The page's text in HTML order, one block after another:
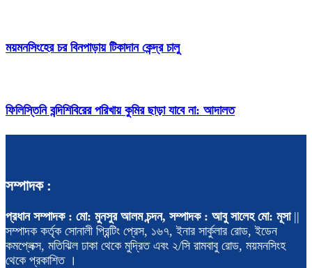
ময়মনসিংহের চর বিনপাড়ায় টিকাদান কেন্দ্র চালু
ফিলিস্তিনি বন্দিশিবিরের পরিখায় কুমির ছাড়া যাবে না: আদালত
সম্পাদক :
প্রধান সম্পাদক : মো: মুনসুর আলম চন্দন, সম্পাদক : আবু সালেহ মো: মূসা||
সম্পাদক কর্তৃক সোনালী প্রিন্টিং প্রেস, ১৬৭, ইনার সার্কুলার রোড, ইডেন
কমপ্লেক্স, মতিঝিল ঢাকা থেকে মুদ্রিত এবং ২/সি রামবাবু রোড, ময়মনসিংহ
থেকে প্রকাশিত ।